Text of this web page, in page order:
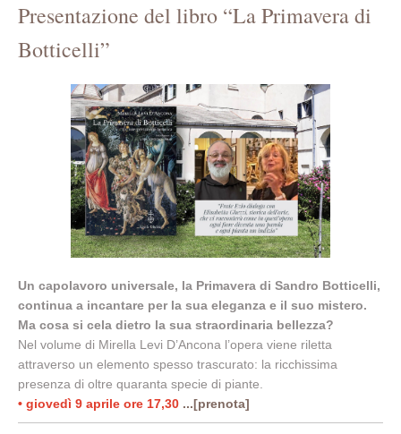
Presentazione del libro “La Primavera di
Botticelli”
Un capolavoro universale, la Primavera di Sandro Botticelli,
continua a incantare per la sua eleganza e il suo mistero.
Ma cosa si cela dietro la sua straordinaria bellezza?
Nel volume di Mirella Levi D’Ancona l’opera viene riletta
attraverso un elemento spesso trascurato: la ricchissima
presenza di oltre quaranta specie di piante.
• giovedì 9 aprile ore 17,30 ...[prenota]